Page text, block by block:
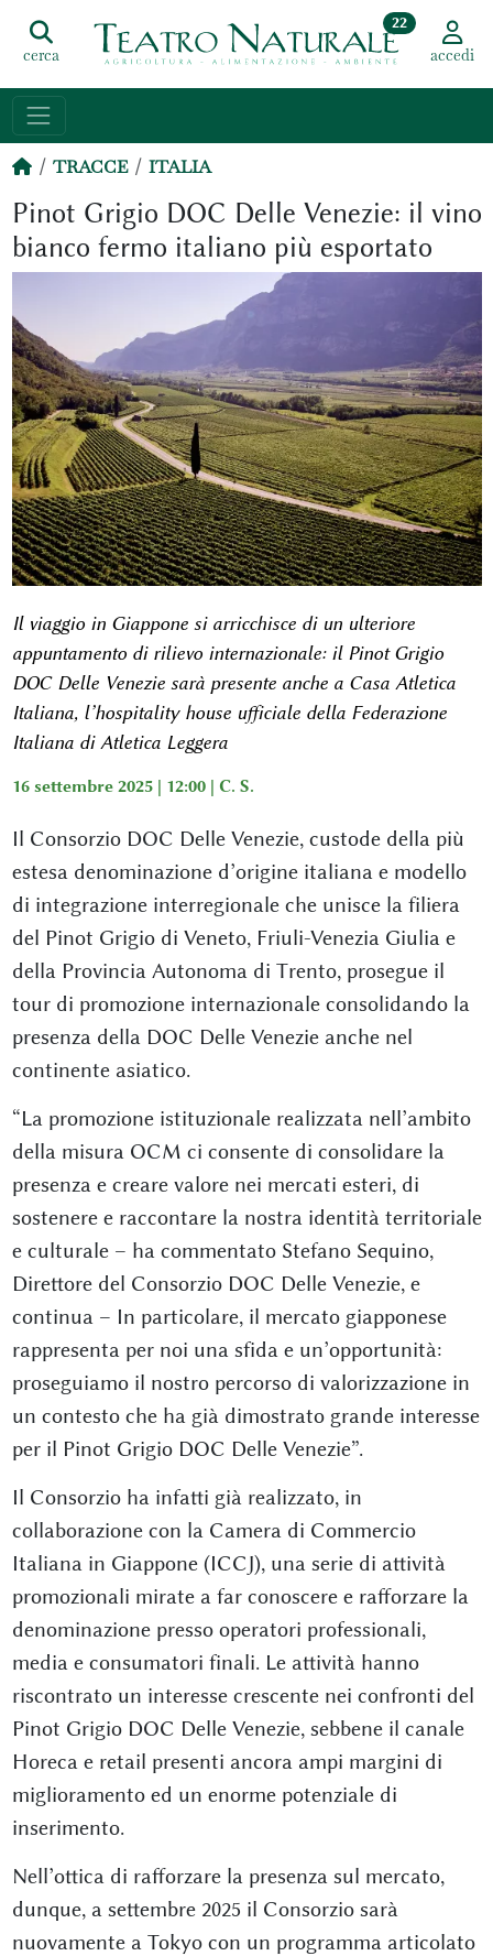
cerca
22
accedi
TRACCE ITALIA
Pinot Grigio DOC Delle Venezie: il vino
bianco fermo italiano più esportato
Il viaggio in Giappone si arricchisce di un ulteriore
appuntamento di rilievo internazionale: il Pinot Grigio
DOC Delle Venezie sarà presente anche a Casa Atletica
Italiana, l’hospitality house ufficiale della Federazione
Italiana di Atletica Leggera
16 settembre 2025 | 12:00 | C. S.
Il Consorzio DOC Delle Venezie, custode della più
estesa denominazione d’origine italiana e modello
di integrazione interregionale che unisce la filiera
del Pinot Grigio di Veneto, Friuli‑Venezia Giulia e
della Provincia Autonoma di Trento, prosegue il
tour di promozione internazionale consolidando la
presenza della DOC Delle Venezie anche nel
continente asiatico.
“La promozione istituzionale realizzata nell’ambito
della misura OCM ci consente di consolidare la
presenza e creare valore nei mercati esteri, di
sostenere e raccontare la nostra identità territoriale
e culturale – ha commentato Stefano Sequino,
Direttore del Consorzio DOC Delle Venezie, e
continua – In particolare, il mercato giapponese
rappresenta per noi una sfida e un’opportunità:
proseguiamo il nostro percorso di valorizzazione in
un contesto che ha già dimostrato grande interesse
per il Pinot Grigio DOC Delle Venezie”.
Il Consorzio ha infatti già realizzato, in
collaborazione con la Camera di Commercio
Italiana in Giappone (ICCJ), una serie di attività
promozionali mirate a far conoscere e rafforzare la
denominazione presso operatori professionali,
media e consumatori finali. Le attività hanno
riscontrato un interesse crescente nei confronti del
Pinot Grigio DOC Delle Venezie, sebbene il canale
Horeca e retail presenti ancora ampi margini di
miglioramento ed un enorme potenziale di
inserimento.
Nell’ottica di rafforzare la presenza sul mercato,
dunque, a settembre 2025 il Consorzio sarà
nuovamente a Tokyo con un programma articolato